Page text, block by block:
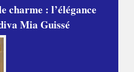
charme : l’élégance
Mia Guissé